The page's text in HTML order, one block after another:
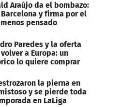
Araújo da el bombazo:
y firma por el
pensado
Paredes y la oferta
a Europa: un
lo quiere comprar
la pierna en
y se pierde toda
en LaLiga